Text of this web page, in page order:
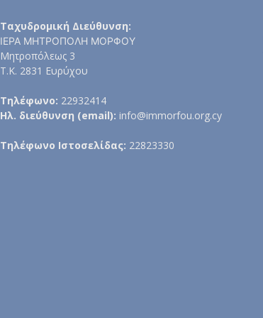
Ταχυδρομική Διεύθυνση:
ΙΕΡΑ ΜΗΤΡΟΠΟΛΗ ΜΟΡΦΟΥ
Μητροπόλεως 3
Τ.Κ. 2831 Ευρύχου
Τηλέφωνο: 22932414
Ηλ. διεύθυνση (email): info@immorfou.org.cy
Τηλέφωνο Ιστοσελίδας: 22823330